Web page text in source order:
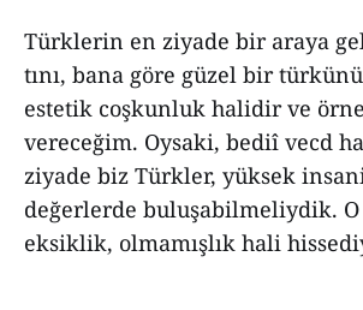
Türklerin en ziyade bir araya
tını, bana göre güzel bir
estetik coşkunluk halidir ve
vereceğim. Oysaki, bediî vecd
ziyade biz Türkler, yüksek
değerlerde buluşabilmeliydik.
eksiklik, olmamışlık hali